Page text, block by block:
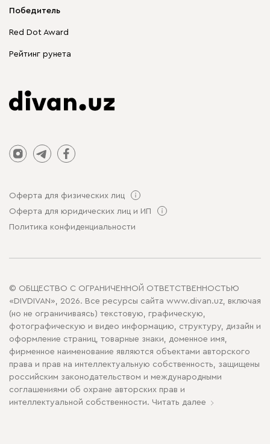
Корпусная мебель
Столы и стулья
Победитель
Red Dot Award
Рейтинг рунета
Оферта для физических лиц
Оферта для юридических лиц и ИП
Политика конфиденциальности
© ОБЩЕСТВО С ОГРАНИЧЕННОЙ ОТВЕТСТВЕННОСТЬЮ
«DIVDIVAN», 2026. Все ресурсы сайта www.divan.uz, включая
(но не ограничиваясь) текстовую, графическую,
фотографическую и видео информацию, структуру, дизайн и
оформление страниц, товарные знаки, доменное имя,
фирменное наименование являются объектами авторского
права и прав на интеллектуальную собственность, защищены
российским законодательством и международными
соглашениями об охране авторских прав и
интеллектуальной собственности. Читать далее